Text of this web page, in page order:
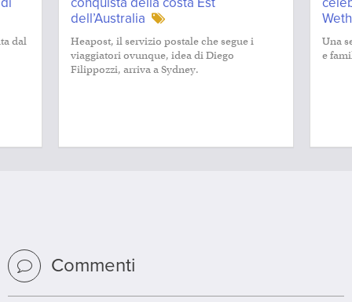
dal
dell’Australia
Heapost, il servizio postale che segue i
viaggiatori ovunque, idea di Diego
Filippozzi, arriva a Sydney.
Una
e
Commenti